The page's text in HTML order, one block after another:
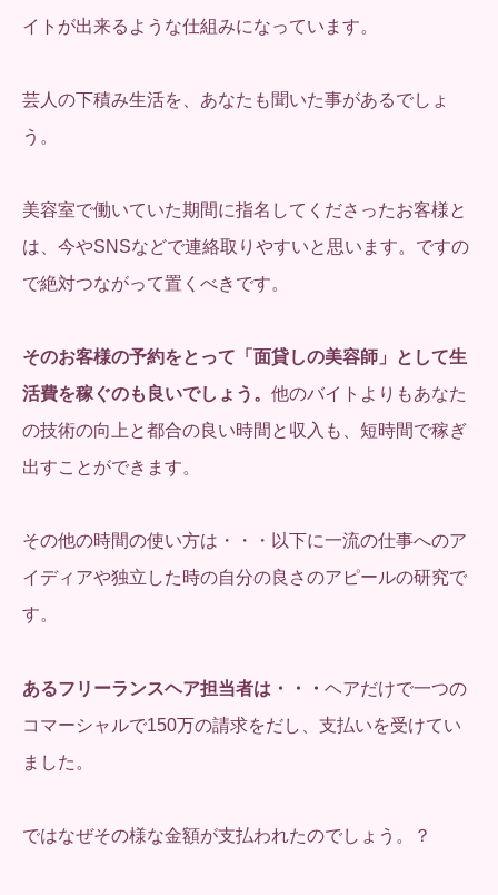
イトが出来るような仕組みになっています。
芸人の下積み生活を、あなたも聞いた事があるでしょ
う。
美容室で働いていた期間に指名してくださったお客様と
は、今やSNSなどで連絡取りやすいと思います。ですの
で絶対つながって置くべきです。
そのお客様の予約をとって「面貸しの美容師」として生
活費を稼ぐのも良いでしょう。 他のバイトよりもあなた
の技術の向上と都合の良い時間と収入も、短時間で稼ぎ
出すことができます。
その他の時間の使い方は・・・以下に一流の仕事へのア
イディアや独立した時の自分の良さのアピールの研究で
す。
あるフリーランスヘア担当者は・・・ ヘアだけで一つの
コマーシャルで150万の請求をだし、支払いを受けてい
ました。
ではなぜその様な金額が支払われたのでしょう。？